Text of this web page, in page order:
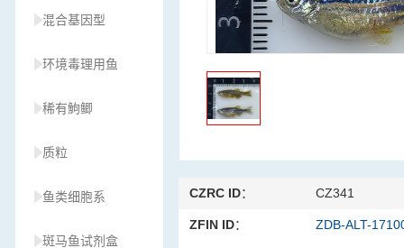
混合基因型
环境毒理用鱼
稀有鮈鲫
质粒
鱼类细胞系
斑马鱼试剂盒
CZRC ID： CZ341
ZFIN ID： ZDB-ALT-